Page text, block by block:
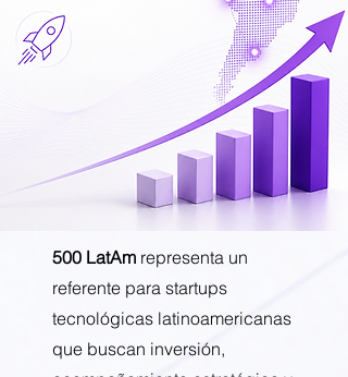
500 LatAm representa un
referente para startups
tecnológicas latinoamericanas
que buscan inversión,